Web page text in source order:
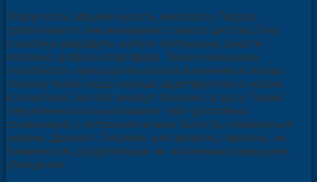
Открытость, общительность, веселость Тигров,
притягивает к ним внимание с самого детства. Они
способны разрядить любую обстановку, внести
капельку добра в атмосферу. Такая уникальная
способность присуща им на всех жизненных этапах,
поэтому такие люди хорошо адаптируются в новом
коллективе, быстро находят близких по духу. Также
оперативно они выискивают себе достойных
соперников, с которыми можно было бы помериться
силами. Дружат с Тиграми, как правило, персоны, не
боящиеся их, разделяющие их жизненные принципы,
убеждения.